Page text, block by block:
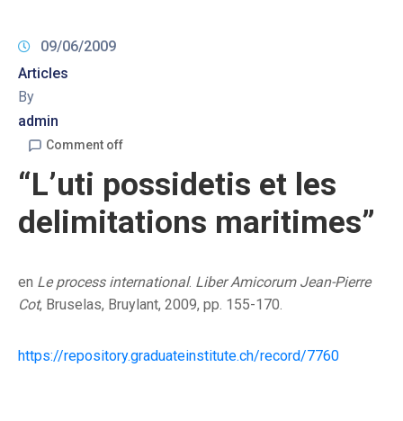
09/06/2009
Articles
By
admin
Comment off
“L’uti possidetis et les
delimitations maritimes”
en Le process international. Liber Amicorum Jean-Pierre
Cot, Bruselas, Bruylant, 2009, pp. 155-170.
https://repository.graduateinstitute.ch/record/7760